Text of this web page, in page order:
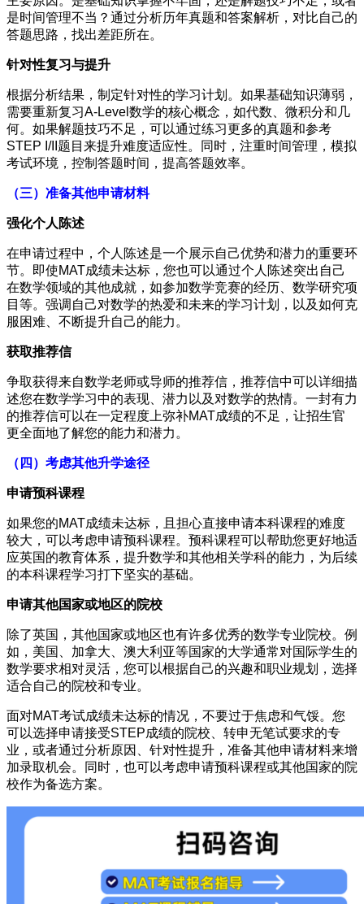
是时间管理不当？通过分析历年真题和答案解析，对比自己的
答题思路，找出差距所在。
针对性复习与提升
根据分析结果，制定针对性的学习计划。如果基础知识薄弱，
需要重新复习A-Level数学的核心概念，如代数、微积分和几
何。如果解题技巧不足，可以通过练习更多的真题和参考
STEP I/II题目来提升难度适应性。同时，注重时间管理，模拟
考试环境，控制答题时间，提高答题效率。
（三）准备其他申请材料
强化个人陈述
在申请过程中，个人陈述是一个展示自己优势和潜力的重要环
节。即使MAT成绩未达标，您也可以通过个人陈述突出自己
在数学领域的其他成就，如参加数学竞赛的经历、数学研究项
目等。强调自己对数学的热爱和未来的学习计划，以及如何克
服困难、不断提升自己的能力。
获取推荐信
争取获得来自数学老师或导师的推荐信，推荐信中可以详细描
述您在数学学习中的表现、潜力以及对数学的热情。一封有力
的推荐信可以在一定程度上弥补MAT成绩的不足，让招生官
更全面地了解您的能力和潜力。
（四）考虑其他升学途径
申请预科课程
如果您的MAT成绩未达标，且担心直接申请本科课程的难度
较大，可以考虑申请预科课程。预科课程可以帮助您更好地适
应英国的教育体系，提升数学和其他相关学科的能力，为后续
的本科课程学习打下坚实的基础。
申请其他国家或地区的院校
除了英国，其他国家或地区也有许多优秀的数学专业院校。例
如，美国、加拿大、澳大利亚等国家的大学通常对国际学生的
数学要求相对灵活，您可以根据自己的兴趣和职业规划，选择
适合自己的院校和专业。
面对MAT考试成绩未达标的情况，不要过于焦虑和气馁。您
可以选择申请接受STEP成绩的院校、转申无笔试要求的专
业，或者通过分析原因、针对性提升，准备其他申请材料来增
加录取机会。同时，也可以考虑申请预科课程或其他国家的院
校作为备选方案。